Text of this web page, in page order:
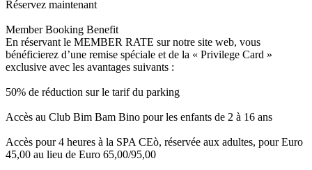
Réservez maintenant
Member Booking Benefit
En réservant le MEMBER RATE sur notre site web, vous
bénéficierez d’une remise spéciale et de la « Privilege Card »
exclusive avec les avantages suivants :
50% de réduction sur le tarif du parking
Accès au Club Bim Bam Bino pour les enfants de 2 à 16 ans
Accès pour 4 heures à la SPA CEò, réservée aux adultes, pour Euro
45,00 au lieu de Euro 65,00/95,00